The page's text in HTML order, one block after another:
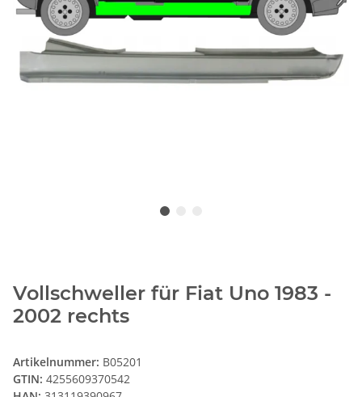
Vollschweller für Fiat Uno 1983 -
2002 rechts
Artikelnummer: B05201
GTIN: 4255609370542